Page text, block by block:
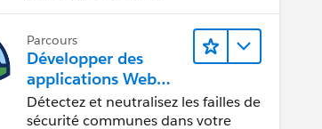
Parcours
Développer des
applications Web
sécurisées
Détectez et neutralisez les failles de
sécurité communes dans votre